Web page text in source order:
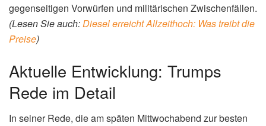
gegenseitigen Vorwürfen und militärischen Zwischenfällen.
(Lesen Sie auch:Diesel erreicht Allzeithoch: Was treibt die
Preise)
Aktuelle Entwicklung: Trumps
Rede im Detail
In seiner Rede, die am späten Mittwochabend zur besten